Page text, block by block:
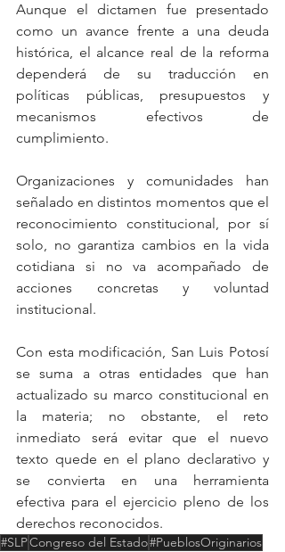
Aunque el dictamen fue presentado
como un avance frente a una deuda
histórica, el alcance real de la reforma
dependerá de su traducción en
políticas públicas, presupuestos y
mecanismos efectivos de
cumplimiento.
Organizaciones y comunidades han
señalado en distintos momentos que el
reconocimiento constitucional, por sí
solo, no garantiza cambios en la vida
cotidiana si no va acompañado de
acciones concretas y voluntad
institucional.
Con esta modificación, San Luis Potosí
se suma a otras entidades que han
actualizado su marco constitucional en
la materia; no obstante, el reto
inmediato será evitar que el nuevo
texto quede en el plano declarativo y
se convierta en una herramienta
efectiva para el ejercicio pleno de los
derechos reconocidos.
#SLPCongreso del Estado#PueblosOriginarios